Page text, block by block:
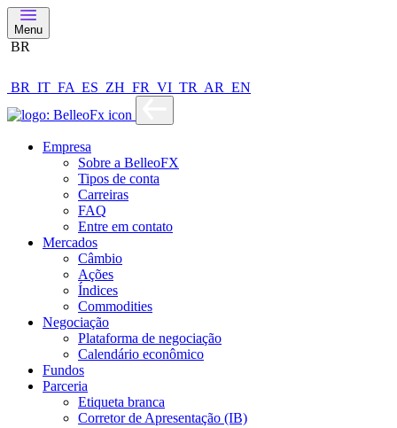
Menu
BR
BR IT FA ES ZH FR VI TR AR EN
Empresa
Sobre a BelleoFX
Tipos de conta
Carreiras
FAQ
Entre em contato
Mercados
Câmbio
Ações
Índices
Commodities
Negociação
Plataforma de negociação
Calendário econômico
Fundos
Parceria
Etiqueta branca
Corretor de Apresentação (IB)